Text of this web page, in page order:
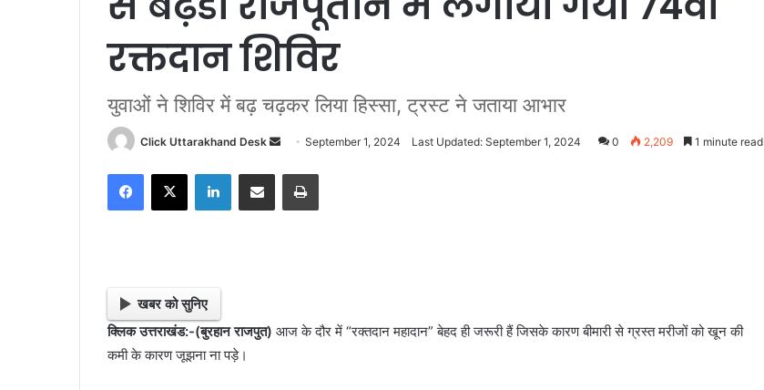
रक्तदान शिविर
युवाओं ने शिविर में बढ़ चढ़कर लिया हिस्सा, ट्रस्ट ने जताया आभार
Click Uttarakhand Desk
d
i
September 1, 2024 Last Updated: September 1, 2024 0 2,209 1 minute read
खबर को सुनिए
क्लिक उत्तराखंड:-(बुरहान राजपुत) आज के दौर में “रक्तदान महादान” बेहद ही जरूरी हैं जिसके कारण बीमारी से ग्रस्त मरीजों को खून की
कमी के कारण जूझना ना पड़े।